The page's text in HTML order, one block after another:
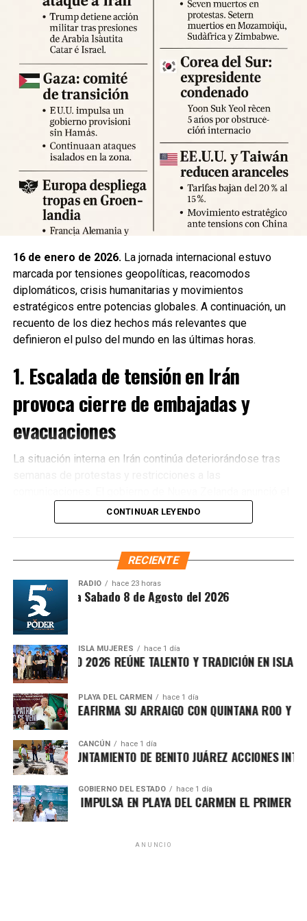
Expertos advierten sobre la posibilidad de réplicas
significativas y llaman a mantener la calma y preparar
suministros básicos. Las autoridades locales han
habilitado centros de atención para damnificados y piden a
la ciudadanía priorizar la seguridad y la cooperación con
los equipos de respuesta.
Fuente: 5to Poder Agencia de Noticias
Recibe las noticias al instante
Únete al canal oficial de WhatsApp de
Quinto Podery recibe las noticias más
importantes de Quintana Roo directamente
en tu teléfono.
16 de enero de 2026.La jornada internacional estuvo
marcada por tensiones geopolíticas, reacomodos
diplomáticos, crisis humanitarias y movimientos
estratégicos entre potencias globales. A continuación, un
recuento de los diez hechos más relevantes que
definieron el pulso del mundo en las últimas horas.
1. Escalada de tensión en Irán
provoca cierre de embajadas y
evacuaciones
La situación interna en Irán continúa deteriorándose tras
cierre de su embajada en Teherány la evacuación
inmediata de su personal diplomático ante el incremento
de riesgos para la seguridad. Diversos países
occidentales reiteraron llamados a sus ciudadanos para
abandonar el territorio iraní.
2. Estados Unidos pospone ataque
contra Irán tras presiones
regionales
Fuentes diplomáticas señalaron que el presidente de
Estados Unidos decidióaplazar una acción militar
contra Irán luego de recibir presiones de Arabia Saudita,
Catar e Israel, quienes advirtieron sobre el riesgo de una
escalada regional. Washington evalúa nuevas sanciones
dirigidas a altos funcionarios iraníes.
3. Avanza plan internacional para la
transición política en Gaza
CONTINUAR LEYENDO
RECIENTE
RADIO hace 23 horas
Matutina Sabado 8 de Agosto del 2026
ISLA MUJERES hace 1 día
ISLEÑO 2026 REÚNE TALENTO Y TRADICIÓN EN ISLA
PLAYA DEL CARMEN hace 1 día
MARÍN REAFIRMA SU ARRAIGO CON QUINTANA ROO Y
CANCÚN hace 1 día
AYUNTAMIENTO DE BENITO JUÁREZ ACCIONES
GOBIERNO DEL ESTADO hace 1 día
LEZAMA IMPULSA EN PLAYA DEL CARMEN EL PRIMER
ANUNCIO